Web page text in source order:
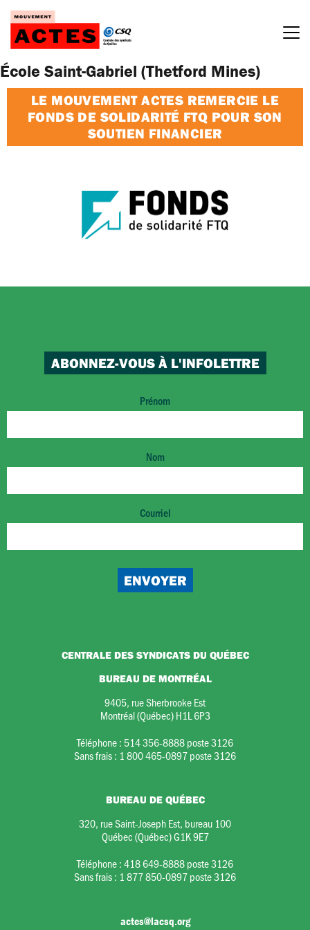
Passer
contenu
École Saint-Gabriel (Thetford Mines)
LE MOUVEMENT ACTES REMERCIE LE
FONDS DE SOLIDARITÉ FTQ POUR SON
SOUTIEN FINANCIER
ABONNEZ-VOUS À L'INFOLETTRE
Prénom
Nom
Courriel
CENTRALE DES SYNDICATS DU QUÉBEC
BUREAU DE MONTRÉAL
9405, rue Sherbrooke Est
Montréal (Québec) H1L 6P3
Téléphone : 514 356-8888 poste 3126
Sans frais : 1 800 465-0897 poste 3126
BUREAU DE QUÉBEC
320, rue Saint-Joseph Est, bureau 100
Québec (Québec) G1K 9E7
Téléphone :418 649-8888 poste 3126
Sans frais : 1 877 850-0897 poste 3126
actes@lacsq.org